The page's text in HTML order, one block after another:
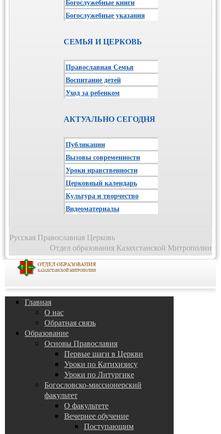
Богослужебные книги
Богослужебные указания
СЕМЬЯ И ЦЕРКОВЬ
Православная Семья
Воспитание детей
Уход за ребенком
АКТУАЛЬНО СЕГОДНЯ
Публикации
Вызовы современности
Уроки нравственности
Церковный календарь
Культура и творчество
Видеоматериалы
Русская Православная Церковь
Отдел образования Казахстанской Митрополии
Главная
О нас
Обратная связь
Образование
Основы Православия
Первые шаги в Церкви
Уроки по Катихизису
Уроки по Литургике
Богословско-миссионерский
факультет
О факультете
Вечернее обучение
Поступающим